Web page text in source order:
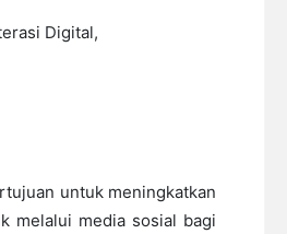
Digital,
untuk meningkatkan
melalui media sosial bagi